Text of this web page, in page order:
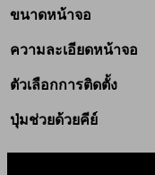
ขนาดหน้าจอ
ความละเอียดหน้าจอ
ตัวเลือกการติดตั้ง
ปุ่มช่วยด้วยคีย์